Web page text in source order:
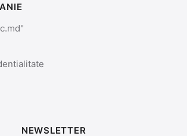
NEWSLETTER